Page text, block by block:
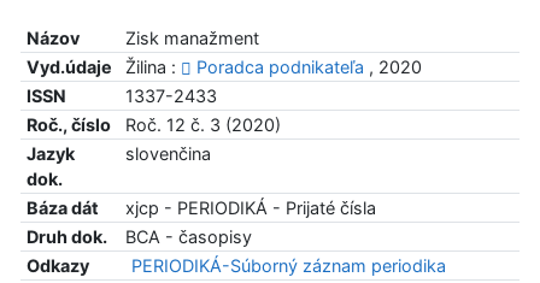
Názov
Zisk manažment
Vyd.údaje
Žilina : Poradca podnikateľa , 2020
ISSN
1337-2433
Roč., číslo
Roč. 12 č. 3 (2020)
Jazyk
dok.
slovenčina
Báza dát
xjcp - PERIODIKÁ - Prijaté čísla
Druh dok.
BCA - časopisy
Odkazy
PERIODIKÁ-Súborný záznam periodika